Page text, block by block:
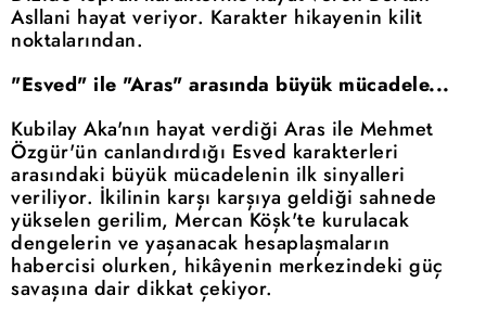
Asllani hayat veriyor. Karakter hikayenin kilit
noktalarından.
"Esved" ile "Aras" arasında büyük mücadele...
Kubilay Aka'nın hayat verdiği Aras ile Mehmet
Özgür'ün canlandırdığı Esved karakterleri
arasındaki büyük mücadelenin ilk sinyalleri
veriliyor. İkilinin karşı karşıya geldiği sahnede
yükselen gerilim, Mercan Köşk'te kurulacak
dengelerin ve yaşanacak hesaplaşmaların
habercisi olurken, hikâyenin merkezindeki güç
savaşına dair dikkat çekiyor.